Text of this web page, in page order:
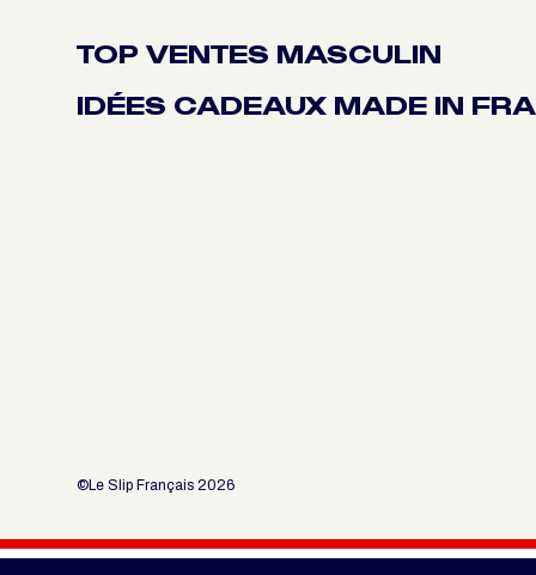
TOP VENTES MASCULIN
IDÉES CADEAUX MADE IN
©Le Slip Français 2026